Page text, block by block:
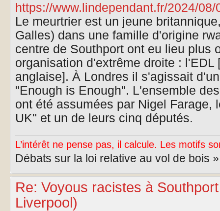
https://www.lindependant.fr/2024/08/
Le meurtrier est un jeune
Galles) dans une famille d'origine
centre de Southport ont eu lieu plus
organisation d'extrême droite : l'EDL
anglaise]. À Londres il s'agissait
"Enough is Enough". L'ensemble
ont été assumées par Nigel Farage,
UK" et un de leurs cinq députés.
L’intérêt ne pense pas, il calcule. Les motifs
Débats sur la loi relative au vol de bois
Re: Voyous racistes à
Liverpool)